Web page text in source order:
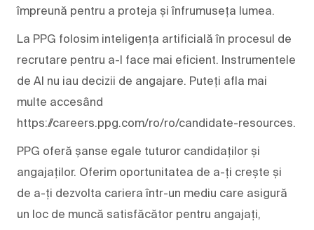
împreună pentru a proteja și înfrumuseța lumea.
La PPG folosim inteligența artificială în procesul de
recrutare pentru a-l face mai eficient. Instrumentele
de AI nu iau decizii de angajare. Puteți afla mai
multe accesând
https://careers.ppg.com/ro/ro/candidate-resources.
PPG oferă șanse egale tuturor candidaților și
angajaților. Oferim oportunitatea de a-ți crește și
de a-ți dezvolta cariera într-un mediu care asigură
un loc de muncă satisfăcător pentru angajați,